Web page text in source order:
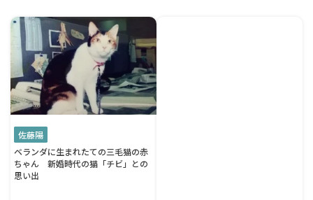
佐藤陽
ベランダに生まれたての三毛猫の赤
ちゃん 新婚時代の猫「チビ」との
思い出